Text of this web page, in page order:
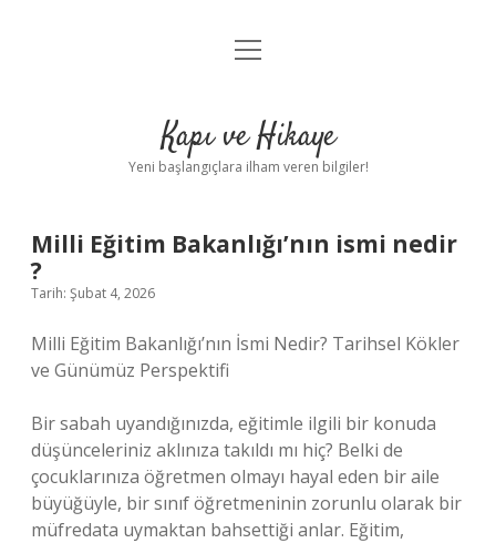
Anasayfa
Yasal Uyarı
menüyü
Kapı ve Hikaye
Yeni başlangıçlara ilham veren bilgiler!
Milli Eğitim Bakanlığı’nın ismi nedir
?
Tarih: Şubat 4, 2026
Milli Eğitim Bakanlığı’nın İsmi Nedir? Tarihsel Kökler
ve Günümüz Perspektifi
Bir sabah uyandığınızda, eğitimle ilgili bir konuda
düşünceleriniz aklınıza takıldı mı hiç? Belki de
çocuklarınıza öğretmen olmayı hayal eden bir aile
büyüğüyle, bir sınıf öğretmeninin zorunlu olarak bir
müfredata uymaktan bahsettiği anlar. Eğitim,